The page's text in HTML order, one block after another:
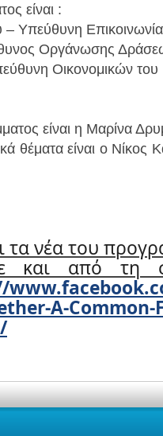
είναι :
– Υπεύθυνη
Οργάνωσης
Οικονομικών
είναι η Μαρίνα
θέματα είναι ο Νίκος
τα νέα του
και από τη
A-